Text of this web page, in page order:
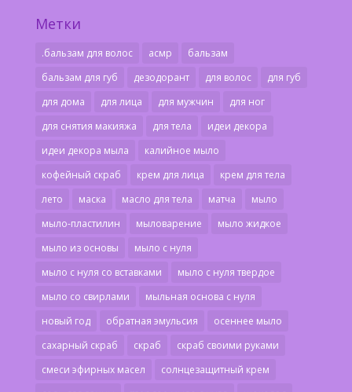
Метки
.бальзам для волос асмр
бальзам
бальзам для губ
дезодорант для волос
для губ
для дома
для лица для мужчин
для ног
для снятия макияжа
для тела
идеи декора
идеи декора мыла
калийное мыло
кофейный скраб
крем для лица
крем для тела
лето
маска масло для тела матча
мыло
мыло-пластилин
мыловарение
мыло жидкое
мыло из основы
мыло с нуля
мыло с нуля со вставками
мыло с нуля твердое
мыло со свирлами
мыльная основа с нуля
новый год
обратная эмульсия
осеннее мыло
сахарный скраб
скраб
скраб своими руками
смеси эфирных масел
солнцезащитный крем